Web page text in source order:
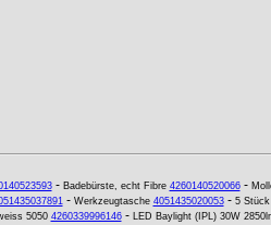
- Badebürste, echt Fibre 4260140520066-
- Werkzeugtasche 4051435020053- 5
5050 4260339996146- LED Baylight (IPL) 30W